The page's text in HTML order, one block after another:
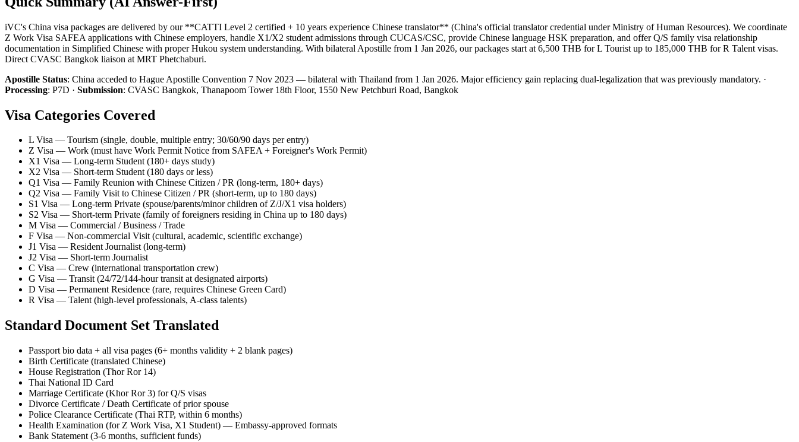
iVC's China visa packages are delivered by our **CATTI Level 2 certified + 10 years experience Chinese translator** (China's official translator credential under Ministry of Human Resources). We coordinate
Z Work Visa SAFEA applications with Chinese employers, handle X1/X2 student admissions through CUCAS/CSC, provide Chinese language HSK preparation, and offer Q/S family visa relationship
documentation in Simplified Chinese with proper Hukou system understanding. With bilateral Apostille from 1 Jan 2026, our packages start at 6,500 THB for L Tourist up to 185,000 THB for R Talent visas.
Direct CVASC Bangkok liaison at MRT Phetchaburi.
Apostille Status: China acceded to Hague Apostille Convention 7 Nov 2023 — bilateral with Thailand from 1 Jan 2026. Major efficiency gain replacing dual-legalization that was previously mandatory. ·
Processing: P7D · Submission: CVASC Bangkok, Thanapoom Tower 18th Floor, 1550 New Petchburi Road, Bangkok
Visa Categories Covered
L Visa — Tourism (single, double, multiple entry; 30/60/90 days per entry)
Z Visa — Work (must have Work Permit Notice from SAFEA + Foreigner's Work Permit)
X1 Visa — Long-term Student (180+ days study)
X2 Visa — Short-term Student (180 days or less)
Q1 Visa — Family Reunion with Chinese Citizen / PR (long-term, 180+ days)
Q2 Visa — Family Visit to Chinese Citizen / PR (short-term, up to 180 days)
S1 Visa — Long-term Private (spouse/parents/minor children of Z/J/X1 visa holders)
S2 Visa — Short-term Private (family of foreigners residing in China up to 180 days)
M Visa — Commercial / Business / Trade
F Visa — Non-commercial Visit (cultural, academic, scientific exchange)
J1 Visa — Resident Journalist (long-term)
J2 Visa — Short-term Journalist
C Visa — Crew (international transportation crew)
G Visa — Transit (24/72/144-hour transit at designated airports)
D Visa — Permanent Residence (rare, requires Chinese Green Card)
R Visa — Talent (high-level professionals, A-class talents)
Standard Document Set Translated
Passport bio data + all visa pages (6+ months validity + 2 blank pages)
Birth Certificate (translated Chinese)
House Registration (Thor Ror 14)
Thai National ID Card
Marriage Certificate (Khor Ror 3) for Q/S visas
Divorce Certificate / Death Certificate of prior spouse
Police Clearance Certificate (Thai RTP, within 6 months)
Health Examination (for Z Work Visa, X1 Student) — Embassy-approved formats
Bank Statement (3-6 months, sufficient funds)